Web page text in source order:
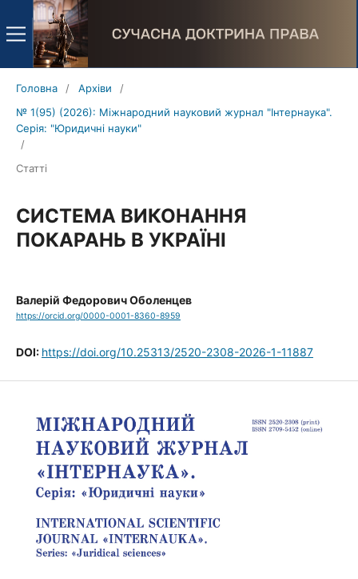
Головна / Архіви
/
№ 1(95) (2026): Міжнародний науковий журнал "Інтернаука".
Серія: "Юридичні науки"
/
Статті
СИСТЕМА ВИКОНАННЯ
ПОКАРАНЬ В УКРАЇНІ
Валерій Федорович Оболенцев
https://orcid.org/0000-0001-8360-8959
DOI: https://doi.org/10.25313/2520-2308-2026-1-11887